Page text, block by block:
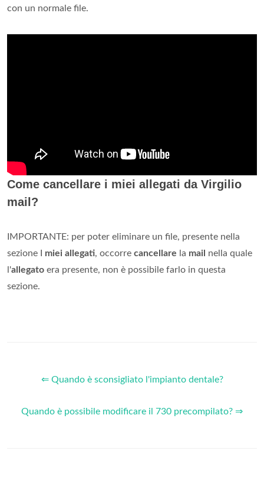
con un normale file.
Come cancellare i miei allegati da Virgilio
mail?
IMPORTANTE: per poter eliminare un file, presente nella
sezione I miei allegati, occorre cancellare la mail nella quale
l'allegato era presente, non è possibile farlo in questa
sezione.
⇐ Quando è sconsigliato l'impianto dentale?
Quando è possibile modificare il 730 precompilato? ⇒